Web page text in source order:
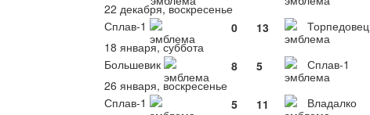
22 декабря, воскресенье
Сплав-1
0 13 Торпедовец
18 января, суббота
Большевик
8 5 Сплав-1
26 января, воскресенье
Сплав-1
5 11 Владалко